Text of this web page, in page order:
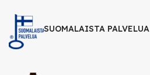
SUOMALAISTA PALVELUA